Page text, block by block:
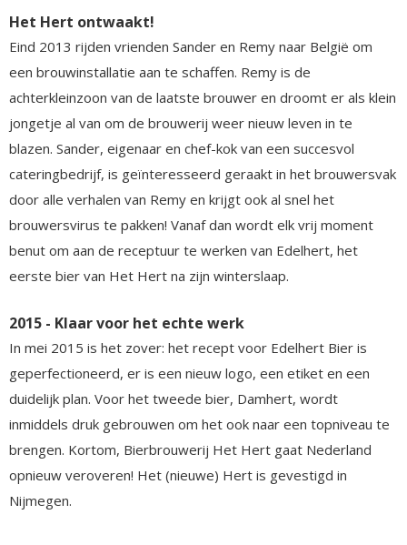
Het Hert ontwaakt!
Eind 2013 rijden vrienden Sander en Remy naar België om
een brouwinstallatie aan te schaffen. Remy is de
achterkleinzoon van de laatste brouwer en droomt er als klein
jongetje al van om de brouwerij weer nieuw leven in te
blazen. Sander, eigenaar en chef-kok van een succesvol
cateringbedrijf, is geïnteresseerd geraakt in het brouwersvak
door alle verhalen van Remy en krijgt ook al snel het
brouwersvirus te pakken! Vanaf dan wordt elk vrij moment
benut om aan de receptuur te werken van Edelhert, het
eerste bier van Het Hert na zijn winterslaap.
2015 - Klaar voor het echte werk
In mei 2015 is het zover: het recept voor Edelhert Bier is
geperfectioneerd, er is een nieuw logo, een etiket en een
duidelijk plan. Voor het tweede bier, Damhert, wordt
inmiddels druk gebrouwen om het ook naar een topniveau te
brengen. Kortom, Bierbrouwerij Het Hert gaat Nederland
opnieuw veroveren! Het (nieuwe) Hert is gevestigd in
Nijmegen.